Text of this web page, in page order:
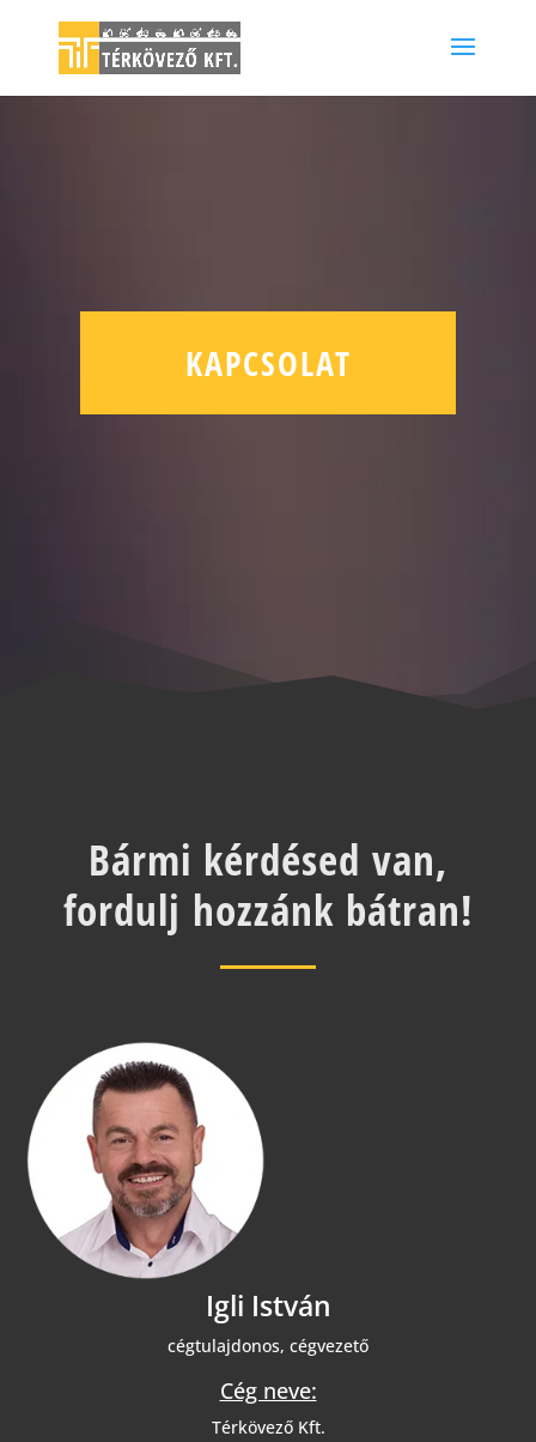
KAPCSOLAT
Bármi kérdésed van,
fordulj hozzánk bátran!
Igli István
cégtulajdonos, cégvezető
Cég neve:
Térkövező Kft.